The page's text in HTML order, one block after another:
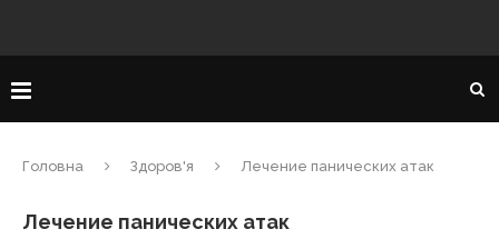
Головна Здоров'я Лечение панических атак
Лечение панических атак